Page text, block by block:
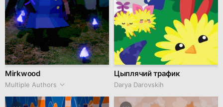
Mirkwood
Multiple Authors
Цыплячий трафик
Darya Darovskih